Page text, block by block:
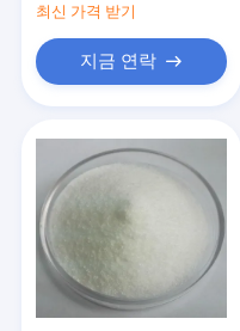
최신 가격 받기
지금 연락